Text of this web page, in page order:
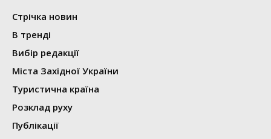
Стрічка новин
В тренді
Вибір редакції
Міста Західної України
Туристична країна
Розклад руху
Публікації